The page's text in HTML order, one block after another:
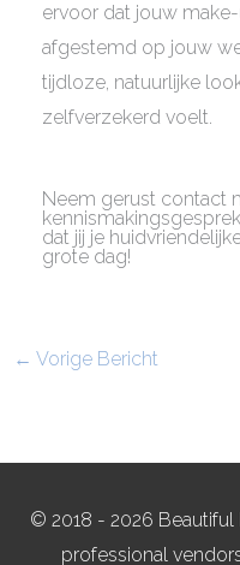
ervoor dat jouw
afgestemd op jouw
tijdloze, natuurlijke
zelfverzekerd voelt.
Neem gerust contact
dat jij je
grote dag!
← Vorige Bericht
© 2018 - 2026
professional